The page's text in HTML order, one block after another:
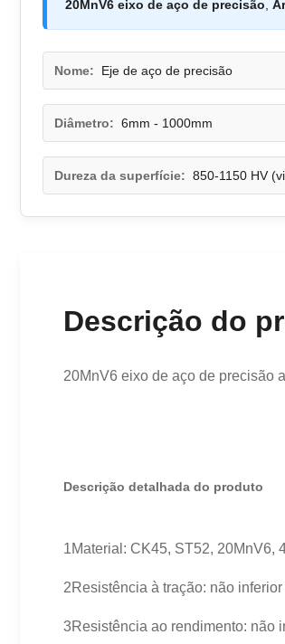
20MnV6 eixo de aço de precisão
Nome: Eje de aço de precisão
Diâmetro: 6mm - 1000mm
Dureza da superfície: 850-1150 HV
Descrição do
20MnV6 eixo de aço de precisão
Descrição detalhada do produto
1Material: CK45, ST52, 20MnV6,
2Resistência à tração: não
3Resistência ao rendimento: não